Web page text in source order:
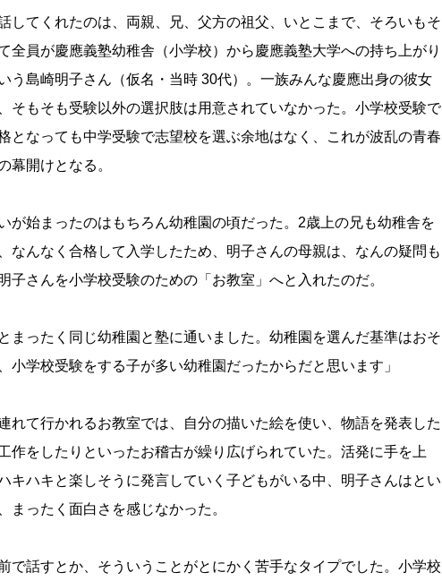
してくれたのは、両親、兄、父方の祖父、いとこまで、そろいもそ
全員が慶應義塾幼稚舎（小学校）から慶應義塾大学への持ち上がり
う島崎明子さん（仮名・当時 30代）。一族みんな慶應出身の彼女
そもそも受験以外の選択肢は用意されていなかった。小学校受験で
となっても中学受験で志望校を選ぶ余地はなく、これが波乱の青春
幕開けとなる。
が始まったのはもちろん幼稚園の頃だった。2歳上の兄も幼稚舎を
なんなく合格して入学したため、明子さんの母親は、なんの疑問も
子さんを小学校受験のための「お教室」へと入れたのだ。
とまったく同じ幼稚園と塾に通いました。幼稚園を選んだ基準はおそ
小学校受験をする子が多い幼稚園だったからだと思います」
れて行かれるお教室では、自分の描いた絵を使い、物語を発表した
作をしたりといったお稽古が繰り広げられていた。活発に手を上
キハキと楽しそうに発言していく子どもがいる中、明子さんはとい
まったく面白さを感じなかった。
前で話すとか、そういうことがとにかく苦手なタイプでした。小学校